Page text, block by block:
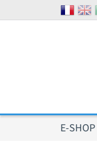
E-SHOP
Panneau de gestion